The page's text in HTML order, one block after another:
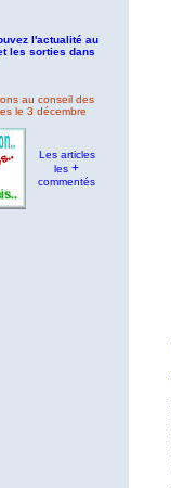
l'actualité au
les sorties dans
au conseil des
le 3 décembre
Les articles
les +
commentés